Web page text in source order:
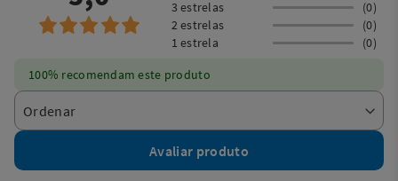
3 estrelas
(0)
2 estrelas
(0)
1 estrela
(0)
100% recomendam este produto
Avaliar produto